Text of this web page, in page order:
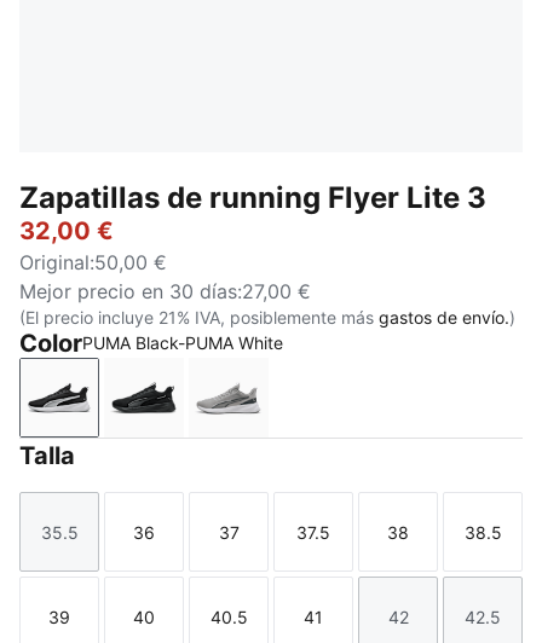
Zapatillas de running Flyer Lite 3
32,00 €
Original:50,00 €
Mejor precio en 30 días:27,00 €
(El precio incluye 21% IVA, posiblemente más gastos de envío.)
ColorPUMA Black-PUMA White
PUMA Black-PUMA White
PUMA Black-PUMA Black-PUMA Silver
Gray Echo-Shadow Gray-PUMA
Talla
Talla
35.5
Talla
36
Talla
37
Talla
37.5
Talla
38
Talla
38.5
Talla
39
Talla
40
Talla
40.5
Talla
41
Talla
42
Talla
42.5